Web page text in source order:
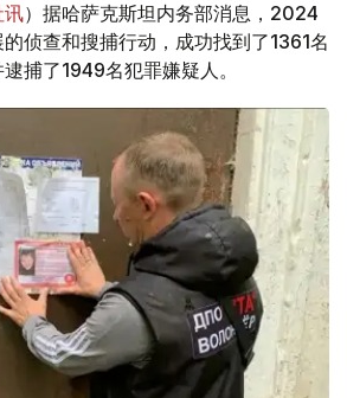
讯）据哈萨克斯坦内务部消息，2024
侦查和搜捕行动，成功找到了1361名
捕了1949名犯罪嫌疑人。